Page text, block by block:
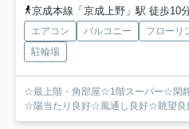
京成本線「京成上野」駅 徒歩10
エアコン バルコニー フローリ
駐輪場
☆最上階・角部屋☆1階スーパー☆閑
☆陽当たり良好☆風通し良好☆眺望